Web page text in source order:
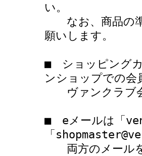
い。
なお、商品の準
願いします。
■ ショッピングカ
ンショップでの会
ヴァンクラブ会
■ eメールは「
「
両方のメールを